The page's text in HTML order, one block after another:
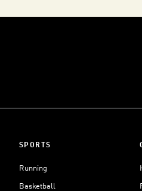
SPORTS
Running
Basketball